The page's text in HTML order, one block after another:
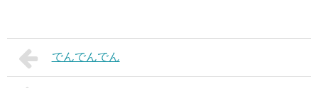
でんでんでん